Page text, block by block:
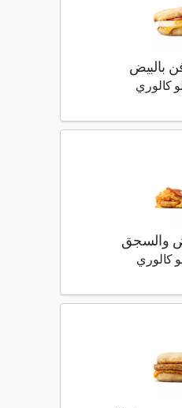
بالبيض
288 كيلو سعرة حرارية
والسجق
447 كيلو سعرة حرارية